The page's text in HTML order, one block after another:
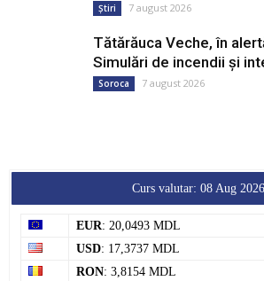
Știri 7 august 2026
Tătărăuca Veche, în
Simulări de incendii și
Soroca 7 august 2026
Curs valutar: 08 Aug 2026
EUR: 20,0493 MDL
USD: 17,3737 MDL
RON: 3,8154 MDL